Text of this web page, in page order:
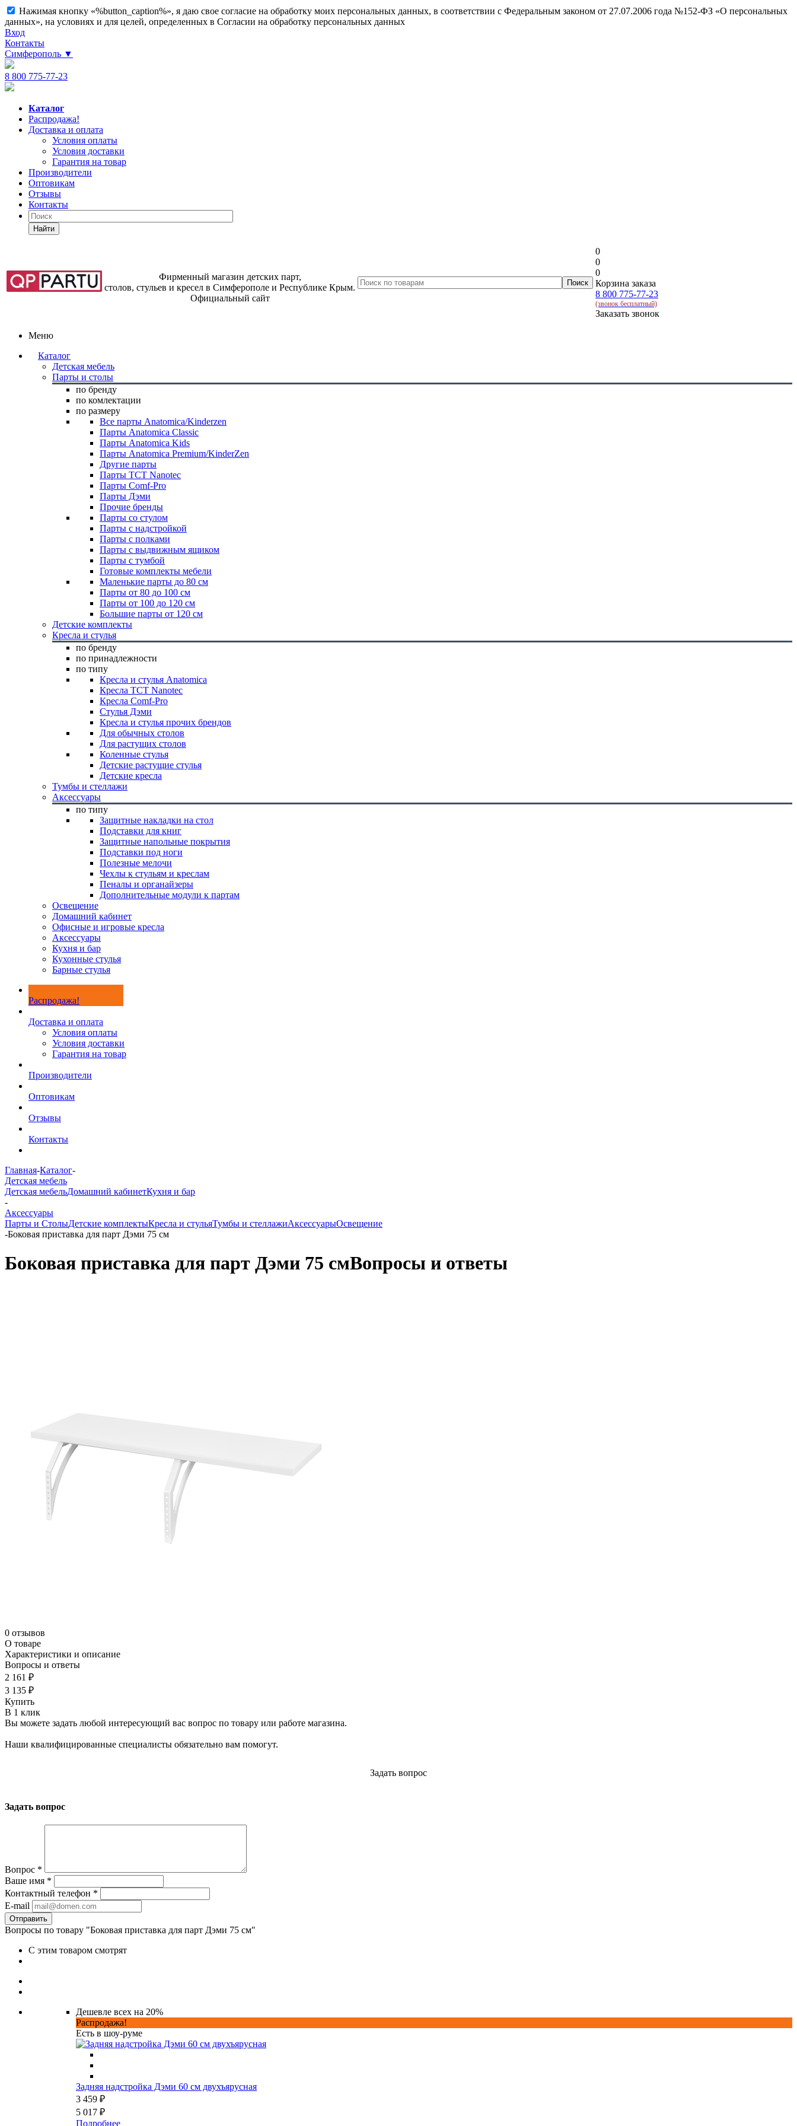
Нажимая кнопку «%button_caption%», я даю свое согласие на обработку моих персональных данных, в соответствии с Федеральным законом от 27.07.2006 года №152-ФЗ «О персональных
данных», на условиях и для целей, определенных в Согласии на обработку персональных данных
Вход
Контакты
Симферополь ▼
8 800 775-77-23
Каталог
Распродажа!
Доставка и оплата
Условия оплаты
Условия доставки
Гарантия на товар
Производители
Оптовикам
Отзывы
Контакты
Найти
Фирменный магазин детских парт,
столов, стульев и кресел в Симферополе и Республике Крым.
Официальный сайт
0
0
0
Корзина заказа
8 800 775-77-23
(звонок бесплатный)
Заказать звонок
Меню
Каталог
Детская мебель
Парты и столы
по бренду
по комлектации
по размеру
Все парты Anatomica/Kinderzen
Парты Anatomica Classic
Парты Anatomica Kids
Парты Anatomica Premium/KinderZen
Другие парты
Парты TCT Nanotec
Парты Comf-Pro
Парты Дэми
Прочие бренды
Парты со стулом
Парты с надстройкой
Парты с полками
Парты с выдвижным ящиком
Парты с тумбой
Готовые комплекты мебели
Маленькие парты до 80 см
Парты от 80 до 100 см
Парты от 100 до 120 см
Большие парты от 120 см
Детские комплекты
Кресла и стулья
по бренду
по принадлежности
по типу
Кресла и стулья Anatomica
Кресла TCT Nanotec
Кресла Comf-Pro
Стулья Дэми
Кресла и стулья прочих брендов
Для обычных столов
Для растущих столов
Коленные стулья
Детские растущие стулья
Детские кресла
Тумбы и стеллажи
Аксессуары
по типу
Защитные накладки на стол
Подставки для книг
Защитные напольные покрытия
Подставки под ноги
Полезные мелочи
Чехлы к стульям и креслам
Пеналы и органайзеры
Дополнительные модули к партам
Освещение
Домашний кабинет
Офисные и игровые кресла
Аксессуары
Кухня и бар
Кухонные стулья
Барные стулья
Распродажа!
Доставка и оплата
Условия оплаты
Условия доставки
Гарантия на товар
Производители
Оптовикам
Отзывы
Контакты
Главная-Каталог-
Детская мебель
Детская мебельДомашний кабинетКухня и бар
-
Аксессуары
Парты и СтолыДетские комплектыКресла и стульяТумбы и стеллажиАксессуарыОсвещение
-Боковая приставка для парт Дэми 75 см
Боковая приставка для парт Дэми 75 смВопросы и ответы
0 отзывов
О товаре
Характеристики и описание
Вопросы и ответы
2 161 ₽
3 135 ₽
Купить
В 1 клик
Вы можете задать любой интересующий вас вопрос по товару или работе магазина.
Наши квалифицированные специалисты обязательно вам помогут.
Задать вопрос
Задать вопрос
Вопрос *
Ваше имя *
Контактный телефон *
E-mail
Вопросы по товару "Боковая приставка для парт Дэми 75 см"
С этим товаром смотрят
Дешевле всех на 20%
Распродажа!
Есть в шоу-руме
Задняя надстройка Дэми 60 см двухъярусная
3 459 ₽
5 017 ₽
Подробнее